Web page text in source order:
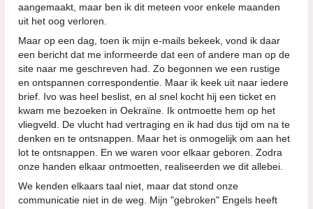
aangemaakt, maar ben ik dit meteen voor enkele maanden
uit het oog verloren.
Maar op een dag, toen ik mijn e-mails bekeek, vond ik daar
een bericht dat me informeerde dat een of andere man op de
site naar me geschreven had. Zo begonnen we een rustige
en ontspannen correspondentie. Maar ik keek uit naar iedere
brief. Ivo was heel beslist, en al snel kocht hij een ticket en
kwam me bezoeken in Oekraïne. Ik ontmoette hem op het
vliegveld. De vlucht had vertraging en ik had dus tijd om na te
denken en te ontsnappen. Maar het is onmogelijk om aan het
lot te ontsnappen. En we waren voor elkaar geboren. Zodra
onze handen elkaar ontmoetten, realiseerden we dit allebei.
We kenden elkaars taal niet, maar dat stond onze
communicatie niet in de weg. Mijn "gebroken" Engels heeft